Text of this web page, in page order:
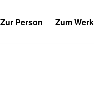
Zur Person Zum Werk